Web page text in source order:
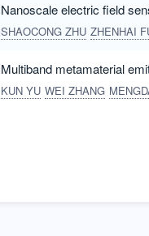
Nanoscale electric field
SHAOCONG ZHU ZHENHAI
Multiband metamaterial
KUN YU WEI ZHANG